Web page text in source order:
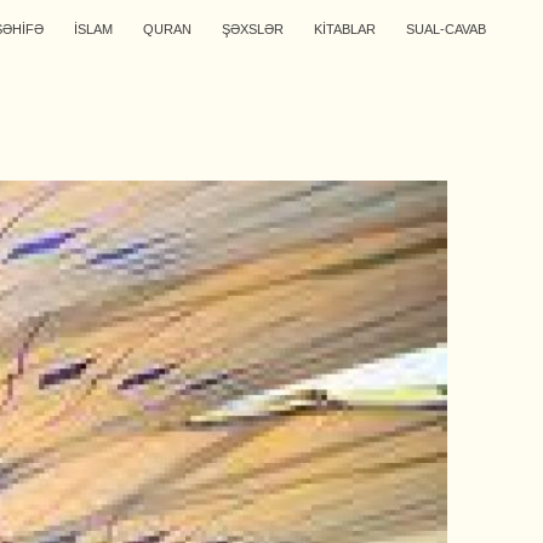
İSLAM QURAN ŞƏXSLƏR KİTABLAR SUAL-CAVAB